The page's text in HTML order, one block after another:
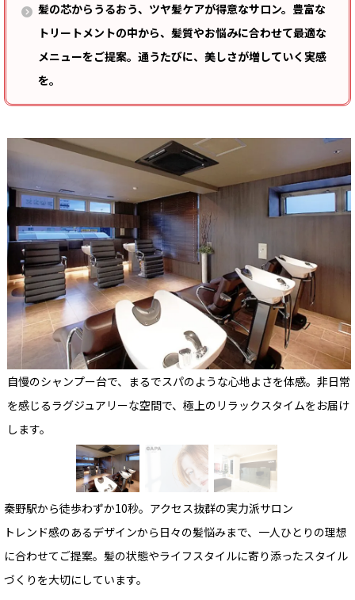
髪の芯からうるおう、ツヤ髪ケアが得意なサロン。豊富な
トリートメントの中から、髪質やお悩みに合わせて最適な
メニューをご提案。通うたびに、美しさが増していく実感
を。
自慢のシャンプー台で、まるでスパのような心地よさを体感。非日常
を感じるラグジュアリーな空間で、極上のリラックスタイムをお届け
します。
秦野駅から徒歩わずか10秒。アクセス抜群の実力派サロン
トレンド感のあるデザインから日々の髪悩みまで、一人ひとりの理想
に合わせてご提案。髪の状態やライフスタイルに寄り添ったスタイル
づくりを大切にしています。